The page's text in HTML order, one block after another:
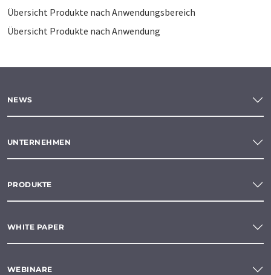
Übersicht Produkte nach Anwendungsbereich
Übersicht Produkte nach Anwendung
NEWS
UNTERNEHMEN
PRODUKTE
WHITE PAPER
WEBINARE